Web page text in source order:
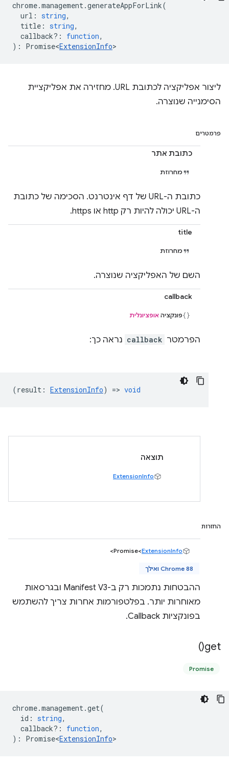
chrome.management.generateAppForLink(
url : string,
title : string,
callback? : function,
) : Promise<ExtensionInfo>
ליצור אפליקציה לכתובת URL. מחזירה את אפליקציית
הסימנייה שנוצרה.
פרמטרים
כתובת אתר
מחרוזת
כתובת ה-URL של דף אינטרנט. הסכימה של כתובת
ה-URL יכולה להיות רק http או https.
title
מחרוזת
השם של האפליקציה שנוצרה.
callback
פונקציה אופציונלית
הפרמטר callback נראה כך:
(result : ExtensionInfo) => void
תוצאה
ExtensionInfo
החזרות
Promise<ExtensionInfo
>
Chrome 88 ואילך
ההבטחות נתמכות רק ב-Manifest V3 ובגרסאות
מאוחרות יותר. בפלטפורמות אחרות צריך להשתמש
בפונקציות Callback.
get(
)
Promise
chrome.management.get(
id : string,
callback? : function,
) : Promise<ExtensionInfo>